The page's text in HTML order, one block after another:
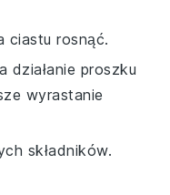
ciastu rosnąć.
działanie proszku
wyrastanie
składników.